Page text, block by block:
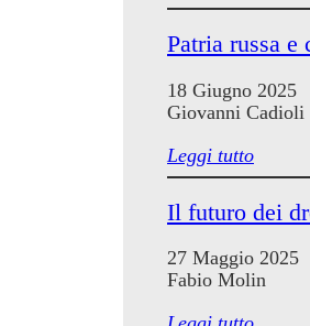
Patria russa e
18 Giugno 2025
Giovanni Cadioli
Leggi tutto
Il futuro dei
27 Maggio 2025
Fabio Molin